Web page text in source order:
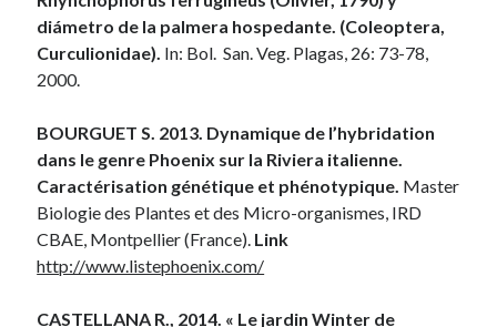
diámetro de la palmera hospedante. (Coleoptera,
Curculionidae). In: Bol. San. Veg. Plagas, 26: 73-78,
2000.
BOURGUET S. 2013. Dynamique de l’hybridation
dans le genre Phoenix sur la Riviera italienne.
Caractérisation génétique et phénotypique. Master
Biologie des Plantes et des Micro-organismes, IRD
CBAE, Montpellier (France). Link
http://www.listephoenix.com/
CASTELLANA R., 2014. « Le jardin Winter de